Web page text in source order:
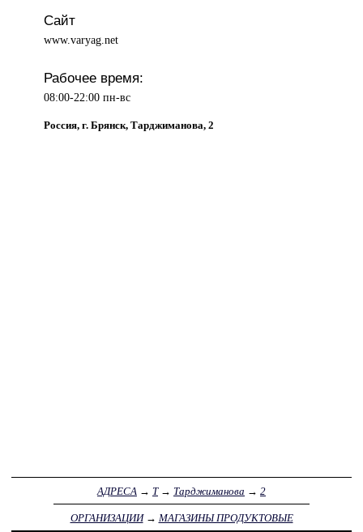
Сайт
www.varyag.net
Рабочее время:
08:00-22:00 пн-вс
Россия, г. Брянск, Тарджиманова, 2
АДРЕСА → Т→ Тарджиманова → 2
ОРГАНИЗАЦИИ→ МАГАЗИНЫ ПРОДУКТОВЫЕ